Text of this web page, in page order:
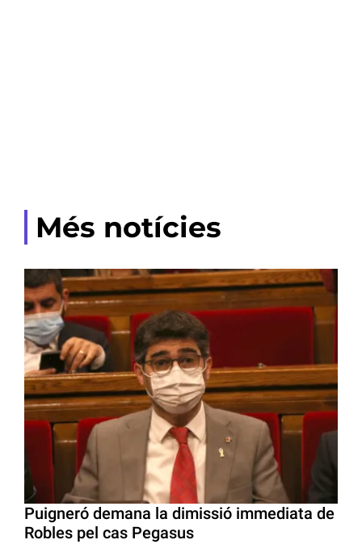
Més notícies
Puigneró demana la dimissió immediata de
Robles pel cas Pegasus